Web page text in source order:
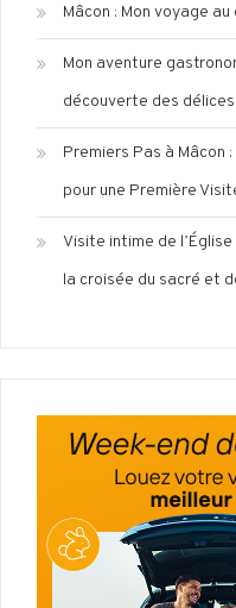
Mâcon : Mon voyage
Mon aventure
découverte des
Premiers Pas à Mâcon
pour une Première
Visite intime de
la croisée du sacré et